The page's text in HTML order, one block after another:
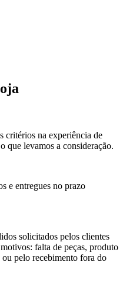
critérios na experiência de
que levamos a consideração.
e entregues no prazo
solicitados pelos clientes
falta de peças, produto
pelo recebimento fora do